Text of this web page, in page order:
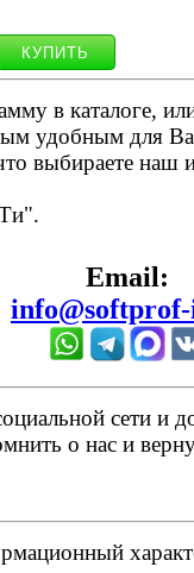
в каталоге,
удобным для
выбираете наш
Email:
сети и
о нас и